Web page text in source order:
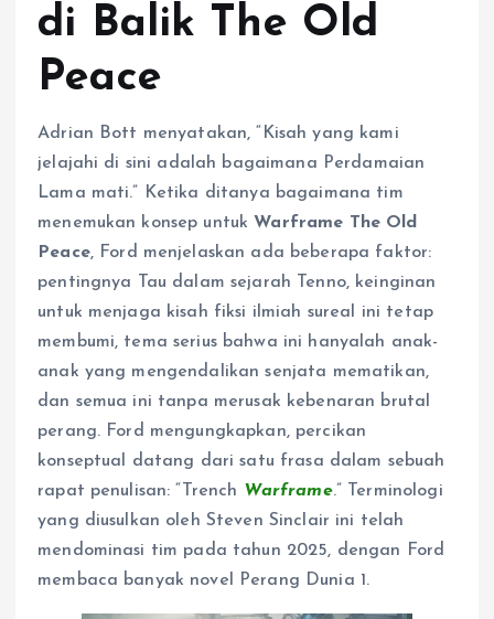
di Balik The Old
Peace
Adrian Bott menyatakan, “Kisah yang kami
jelajahi di sini adalah bagaimana Perdamaian
Lama mati.” Ketika ditanya bagaimana tim
menemukan konsep untuk Warframe The Old
Peace, Ford menjelaskan ada beberapa faktor:
pentingnya Tau dalam sejarah Tenno, keinginan
untuk menjaga kisah fiksi ilmiah sureal ini tetap
membumi, tema serius bahwa ini hanyalah anak-
anak yang mengendalikan senjata mematikan,
dan semua ini tanpa merusak kebenaran brutal
perang. Ford mengungkapkan, percikan
konseptual datang dari satu frasa dalam sebuah
rapat penulisan: “Trench Warframe.” Terminologi
yang diusulkan oleh Steven Sinclair ini telah
mendominasi tim pada tahun 2025, dengan Ford
membaca banyak novel Perang Dunia 1.